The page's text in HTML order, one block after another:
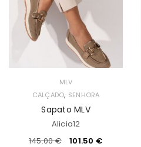
MLV
CALÇADO, SENHORA
Sapato MLV
Alicia12
145.00€ 101.50 €